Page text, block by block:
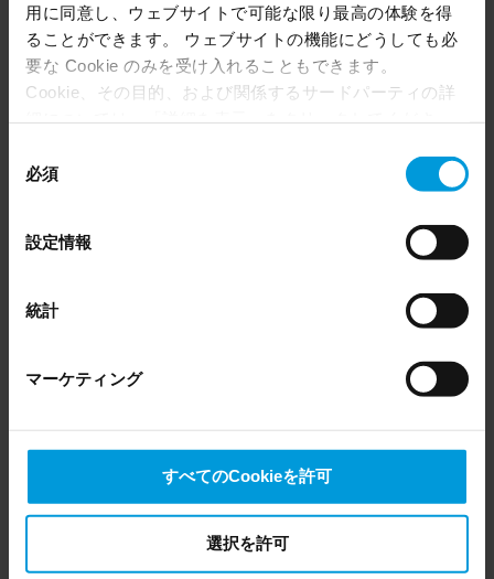
用に同意し、ウェブサイトで可能な限り最高の体験を得
ることができます。 ウェブサイトの機能にどうしても必
要な Cookie のみを受け入れることもできます。
Cookie、その目的、および関係するサードパーティの詳
いつでも同意を撤回できます。
agreements and model clauses with our third-party
providers’ European entities, we shall inform you that the
that, from an EU perspective (please see latest status
), for US owned companies (such as Microsoft and
the US, as they may possibly be required to give data
transfers your personal data to the US either based on
your consent, and for Microsoft also based on
Milestone’s legitimate interest. Please click ‘Show details’
for more information.
必須
設定情報
統計
マーケティング
すべてのCookieを許可
選択を許可
安全なリモートユーザーアクセス
中核のビデオ管理ソフトウェアサーバーを防御、保
護するために、専用モバイルサーバーをシステムゲ
ートウェイとして使用します。傍受や改ざんを防ぐ
ため、モバイルサーバー、モバイルクライアント、
Webクライアントの通信は、HTTPSに対応していま
す。これにより、ユーザー資格情報、設定、メディ
供されます。